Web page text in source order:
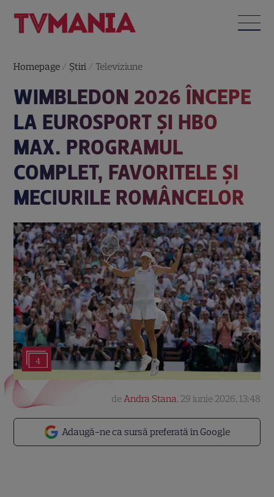
Homepage / Știri / Televiziune
WIMBLEDON 2026 ÎNCEPE
LA EUROSPORT ȘI HBO
MAX. PROGRAMUL
COMPLET, FAVORITELE ȘI
MECIURILE ROMÂNCELOR
4
Adaugă-ne ca sursă preferată în Google
deAndra Stana, 29 iunie 2026, 13:48